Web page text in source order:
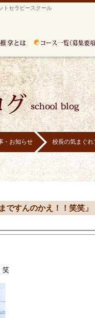
トセラピースクール
・お知らせ 校長の気まぐれ
ですんのかえ！！笑笑」
笑